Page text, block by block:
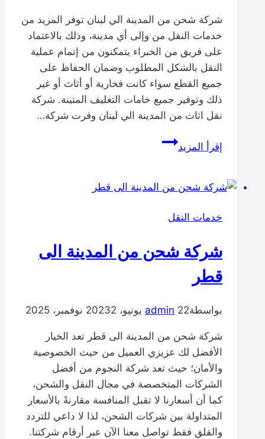
شركة شحن من المدينة الي لبنان توفر المزيد من
خدمات النقل من وإلى أي مدينة، وذلك بالاعتماد
على فريق من الخبراء يتمكنون من إتمام عملية
النقل بالشكل المطلوب وضمان الحفاظ على
جميع القطع سواء كانت فخارية أو أثاث أو غير
ذلك وتوفير جميع خامات التغليف المتينة. شركة
نقل اثاث من المدينة الي لبنان وفرت شركة…
إقرأ المزيدشركة
المدينة
لبنان
خدمات النقل
شركة شحن من المدينة الى
قطر
بواسطة admin 22 يونيو، 2023 2 نوفمبر، 2025
شركة شحن من المدينة الى قطر تعد الخيار
الأفضل لك عزيزي العميل من حيث الخصوصية
والأمان؛ حيث تعد شركة النجوم من أفضل
الشركات المتخصصة في مجال النقل والشحن،
كما أن أسعارنا لا تقبل المنافسة مقارنةً بالأسعار
المتداولة بين شركات الشحن، لذا لا داعي للتردد
والقلق فقط تواصل معنا الآن عبر أرقام شركتنا.